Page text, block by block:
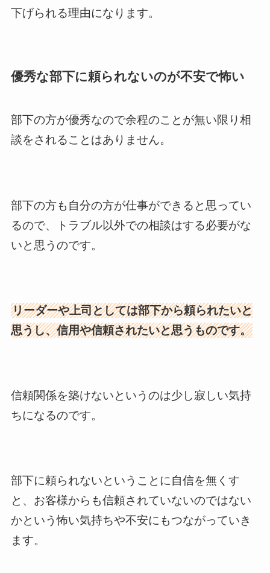
下げられる理由になります。
優秀な部下に頼られないのが不安で怖い
部下の方が優秀なので余程のことが無い限り相
談をされることはありません。
部下の方も自分の方が仕事ができると思ってい
るので、トラブル以外での相談はする必要がな
いと思うのです。
リーダーや上司としては部下から頼られたいと
思うし、信用や信頼されたいと思うものです。
信頼関係を築けないというのは少し寂しい気持
ちになるのです。
部下に頼られないということに自信を無くす
と、お客様からも信頼されていないのではない
かという怖い気持ちや不安にもつながっていき
ます。